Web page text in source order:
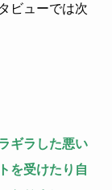
ビューでは次
ギラした悪い
を受けたり自